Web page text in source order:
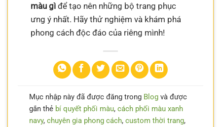
màu gì để tạo nên những bộ trang phục
ưng ý nhất. Hãy thử nghiệm và khám phá
phong cách độc đáo của riêng mình!
Mục nhập này đã được đăng trong Blogvà được
gắn thẻ bí quyết phối màu, cách phối màu xanh
navy, chuyên gia phong cách, custom thời trang,